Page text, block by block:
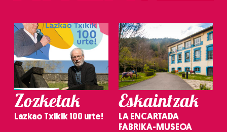
Zozketak
Lazkao Txikik 100 urte!
Eskaintzak
LA ENCARTADA
FABRIKA-MUSEOA